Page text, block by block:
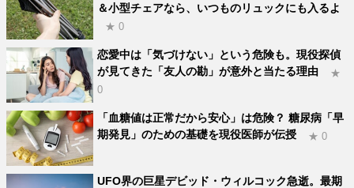
＆小型チェアなら、いつものリュックにも入るよ
★ 0
恋愛中は「気づけない」という危険も。現役探偵
が見てきた「友人の勘」が意外と当たる理由
★
0
「血糖値は正常だから安心」は危険？ 糖尿病「早
期発見」のための基礎を現役医師が伝授
★ 0
UFO界の巨星デビッド・ウィルコック急逝。最期